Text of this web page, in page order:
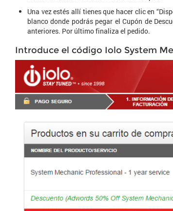
Una vez estés allí tienes que hacer clic en
blanco donde podrás pegar el Cupón de
anteriores. Por último finaliza el pedido.
Introduce el código Iolo System